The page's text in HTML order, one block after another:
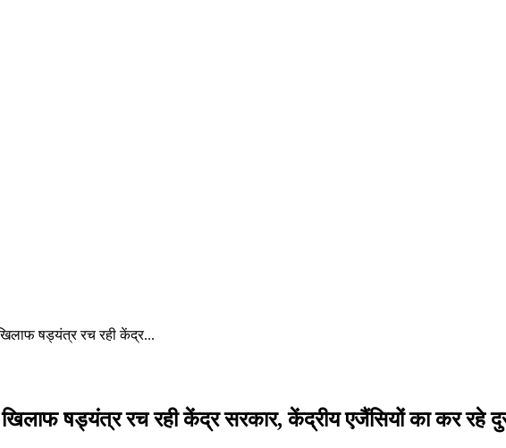
षड्यंत्र रच रही केंद्र...
षड्यंत्र रच रही केंद्र सरकार, केंद्रीय एजैंसियों का कर रहे